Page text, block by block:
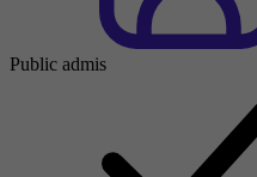
Public admis